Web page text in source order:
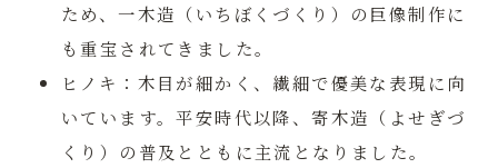
ため、一木造（いちぼくづくり）の巨像制作に
も重宝されてきました。
ヒノキ： 木目が細かく、繊細で優美な表現に向
いています。平安時代以降、寄木造（よせぎづ
くり）の普及とともに主流となりました。